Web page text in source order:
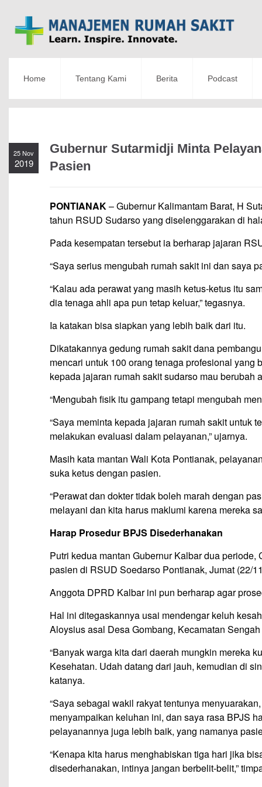
Home Tentang Kami Berita Podcast
25 Nov
2019
Gubernur Sutarmidji Minta
Pasien
PONTIANAK– Gubernur Kalimantam Barat, H
tahun RSUD Sudarso yang diselenggarakan di
Pada kesempatan tersebut ia berharap jajaran
“Saya serius mengubah rumah sakit ini dan saya
“Kalau ada perawat yang masih ketus-ketus itu
dia tenaga ahli apa pun tetap keluar,” tegasnya.
Ia katakan bisa siapkan yang lebih baik dari itu.
Dikatakannya gedung rumah sakit dana
mencari untuk 100 orang tenaga profesional
kepada jajaran rumah sakit sudarso mau berubah
“Mengubah fisik itu gampang tetapi mengubah
“Saya meminta kepada jajaran rumah sakit untuk
melakukan evaluasi dalam pelayanan,” ujarnya.
Masih kata mantan Wali Kota Pontianak,
suka ketus dengan pasien.
“Perawat dan dokter tidak boleh marah dengan
melayani dan kita harus maklumi karena mereka
Harap Prosedur BPJS Disederhanakan
Putri kedua mantan Gubernur Kalbar dua
pasien di RSUD Soedarso Pontianak, Jumat (22/
Anggota DPRD Kalbar ini pun berharap agar
Hal ini ditegaskannya usai mendengar keluh
Aloysius asal Desa Gombang, Kecamatan
“Banyak warga kita dari daerah mungkin mereka
Kesehatan. Udah datang dari jauh, kemudian di
katanya.
“Saya sebagai wakil rakyat tentunya
menyampaikan keluhan ini, dan saya rasa BPJS
pelayanannya juga lebih baik, yang namanya
“Kenapa kita harus menghabiskan tiga hari jika
disederhanakan, intinya jangan berbelit-belit,”